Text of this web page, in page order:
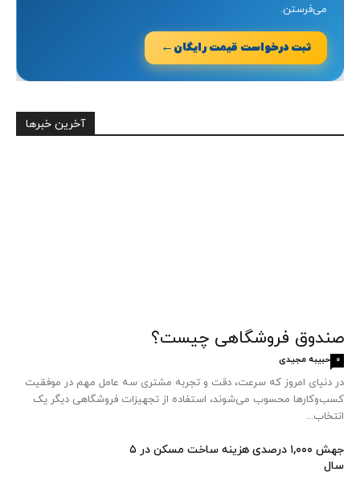
می‌فرستن.
ثبت درخواست قیمت رایگان ←
آخرین خبرها
صندوق فروشگاهی چیست؟
حبیبه مجیدی 0
در دنیای امروز که سرعت، دقت و تجربه مشتری سه عامل مهم در موفقیت
کسب‌وکارها محسوب می‌شوند، استفاده از تجهیزات فروشگاهی دیگر یک
انتخاب...
جهش ۱,۰۰۰ درصدی هزینه ساخت مسکن در ۵
سال